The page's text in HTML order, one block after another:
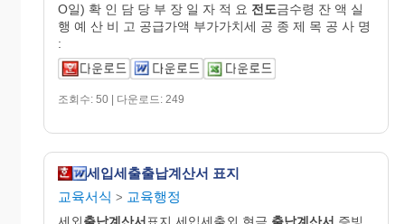
O일) 확 인 담 당 부 장 일 자 적 요 전도금수령 잔 액 실
행 예 산 비 고 공급가액 부가가치세 공 종 제 목 공 사 명
:
조회수: 50 | 다운로드: 249
세입세출출납계산서 표지
교육서식 > 교육행정
세외출납계산서표지 세입세출외 현금 출납계산서 증빙